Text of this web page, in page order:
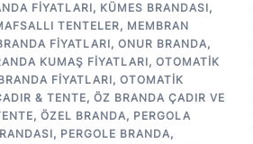
FIYATLARI, KÜMES BRANDASI,
TENTELER, MEMBRAN
FIYATLARI, ONUR BRANDA,
KUMAŞ FIYATLARI, OTOMATIK
FIYATLARI, OTOMATIK
& TENTE, ÖZ BRANDA ÇADIR VE
, ÖZEL BRANDA, PERGOLA
, PERGOLE BRANDA,